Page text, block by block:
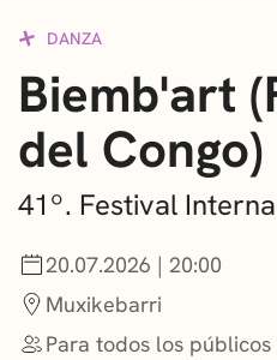
CONVOCATORIAS
NOTICIAS
GETXO KULTURA
ASOCIACIONES
DANZA
Biemb'art
del Congo)
41º. Festival
20.07.2026 | 20:00
Muxikebarri
Para todos los públicos